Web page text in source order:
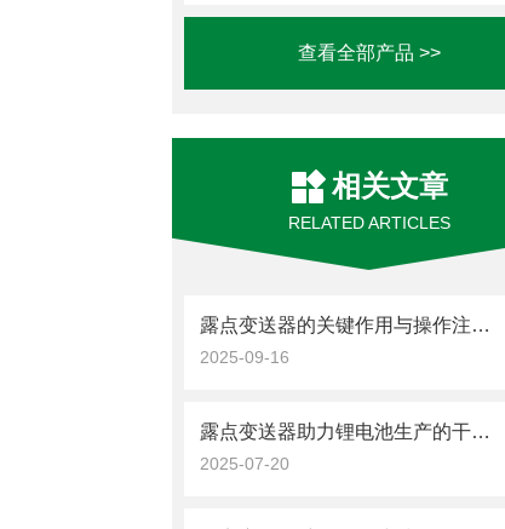
查看全部产品 >>
相关文章
RELATED ARTICLES
露点变送器的关键作用与操作注意事项
2025-09-16
露点变送器助力锂电池生产的干燥环境控制
2025-07-20